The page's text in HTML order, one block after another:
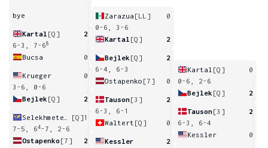
bye
Kartal [Q]
2
6-3, 7-68
Bucsa 0
Krueger
0
3-6, 0-6
Bejlek [Q] 2
[Q]1
7-5, 64-7, 2-6
Ostapenko [7] 2
Zarazua [LL]
0
0-6, 3-6
Kartal [Q] 2
Bejlek [Q]
2
6-4, 6-3
Ostapenko [7] 0
Tauson[3]
2
6-3, 6-1
Waltert [Q] 0
Kessler
2
Kartal [Q]
0
0-6, 2-6
Bejlek [Q] 2
Tauson[3]
2
6-3, 6-4
Kessler
0